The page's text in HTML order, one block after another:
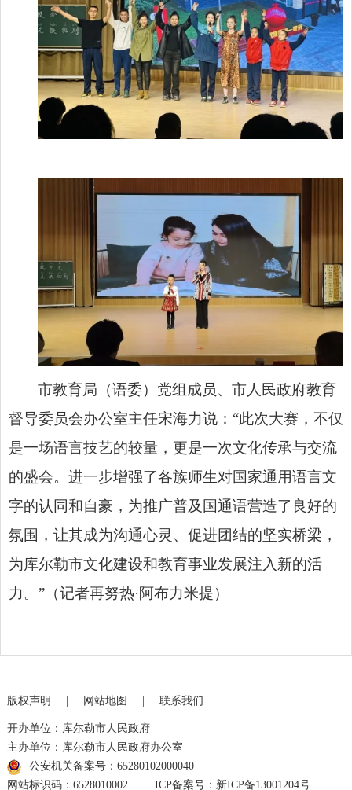
市教育局（语委）党组成员、市人民政府教育
督导委员会办公室主任宋海力说：“此次大赛，不仅
是一场语言技艺的较量，更是一次文化传承与交流
的盛会。进一步增强了各族师生对国家通用语言文
字的认同和自豪，为推广普及国通语营造了良好的
氛围，让其成为沟通心灵、促进团结的坚实桥梁，
为库尔勒市文化建设和教育事业发展注入新的活
力。”（记者再努热·阿布力米提）
版权声明 网站地图 联系我们
开办单位：库尔勒市人民政府
主办单位：库尔勒市人民政府办公室
公安机关备案号：65280102000040
网站标识码：6528010002
ICP备案号：新ICP备13001204号